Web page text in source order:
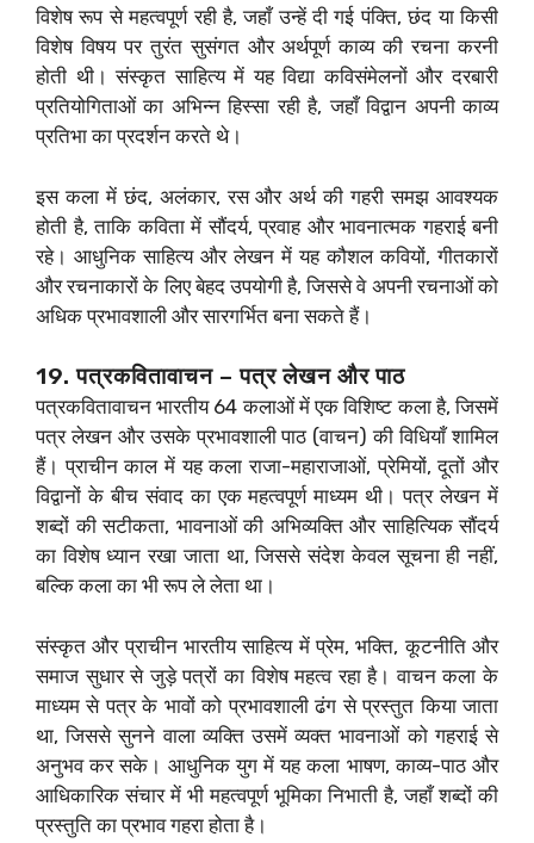
विशेष रूप से महत्वपूर्ण रही है, जहाँ उन्हें दी गई पंक्ति, छंद या किसी
विशेष विषय पर तुरंत सुसंगत और अर्थपूर्ण काव्य की रचना करनी
होती थी। संस्कृत साहित्य में यह विद्या कविसंमेलनों और दरबारी
प्रतियोगिताओं का अभिन्न हिस्सा रही है, जहाँ विद्वान अपनी काव्य
प्रतिभा का प्रदर्शन करते थे।
इस कला में छंद, अलंकार, रस और अर्थ की गहरी समझ आवश्यक
होती है, ताकि कविता में सौंदर्य, प्रवाह और भावनात्मक गहराई बनी
रहे। आधुनिक साहित्य और लेखन में यह कौशल कवियों, गीतकारों
और रचनाकारों के लिए बेहद उपयोगी है, जिससे वे अपनी रचनाओं को
अधिक प्रभावशाली और सारगर्भित बना सकते हैं।
19. पत्रकवितावाचन – पत्र लेखन और पाठ
पत्रकवितावाचन भारतीय 64 कलाओं में एक विशिष्ट कला है, जिसमें
पत्र लेखन और उसके प्रभावशाली पाठ (वाचन) की विधियाँ शामिल
हैं। प्राचीन काल में यह कला राजा-महाराजाओं, प्रेमियों, दूतों और
विद्वानों के बीच संवाद का एक महत्वपूर्ण माध्यम थी। पत्र लेखन में
शब्दों की सटीकता, भावनाओं की अभिव्यक्ति और साहित्यिक सौंदर्य
का विशेष ध्यान रखा जाता था, जिससे संदेश केवल सूचना ही नहीं,
बल्कि कला का भी रूप ले लेता था।
संस्कृत और प्राचीन भारतीय साहित्य में प्रेम, भक्ति, कूटनीति और
समाज सुधार से जुड़े पत्रों का विशेष महत्व रहा है। वाचन कला के
माध्यम से पत्र के भावों को प्रभावशाली ढंग से प्रस्तुत किया जाता
था, जिससे सुनने वाला व्यक्ति उसमें व्यक्त भावनाओं को गहराई से
अनुभव कर सके। आधुनिक युग में यह कला भाषण, काव्य-पाठ और
आधिकारिक संचार में भी महत्वपूर्ण भूमिका निभाती है, जहाँ शब्दों की
प्रस्तुति का प्रभाव गहरा होता है।